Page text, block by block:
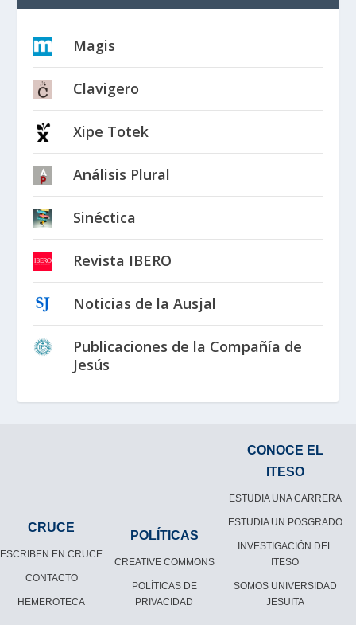
Magis
Clavigero
Xipe Totek
Análisis Plural
Sinéctica
Revista IBERO
Noticias de la Ausjal
Publicaciones de la Compañía de
Jesús
CRUCE
ESCRIBEN EN CRUCE
CONTACTO
HEMEROTECA
POLÍTICAS
CREATIVE COMMONS
POLÍTICAS DE
PRIVACIDAD
CONOCE EL
ITESO
ESTUDIA UNA CARRERA
ESTUDIA UN POSGRADO
INVESTIGACIÓN DEL
ITESO
SOMOS UNIVERSIDAD
JESUITA